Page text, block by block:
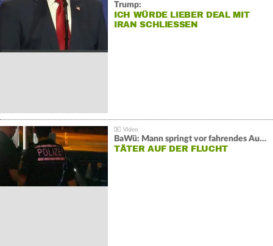
Trump:
ICH WÜRDE LIEBER DEAL MIT
IRAN SCHLIESSEN
BaWü: Mann springt vor fahrendes Auto und schießt
TÄTER AUF DER FLUCHT